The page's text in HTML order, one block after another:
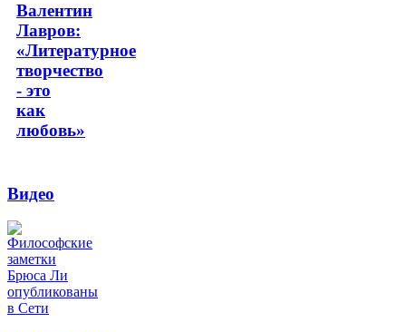
Валентин
Лавров:
«Литературное
творчество
- это
как
любовь»
Видео